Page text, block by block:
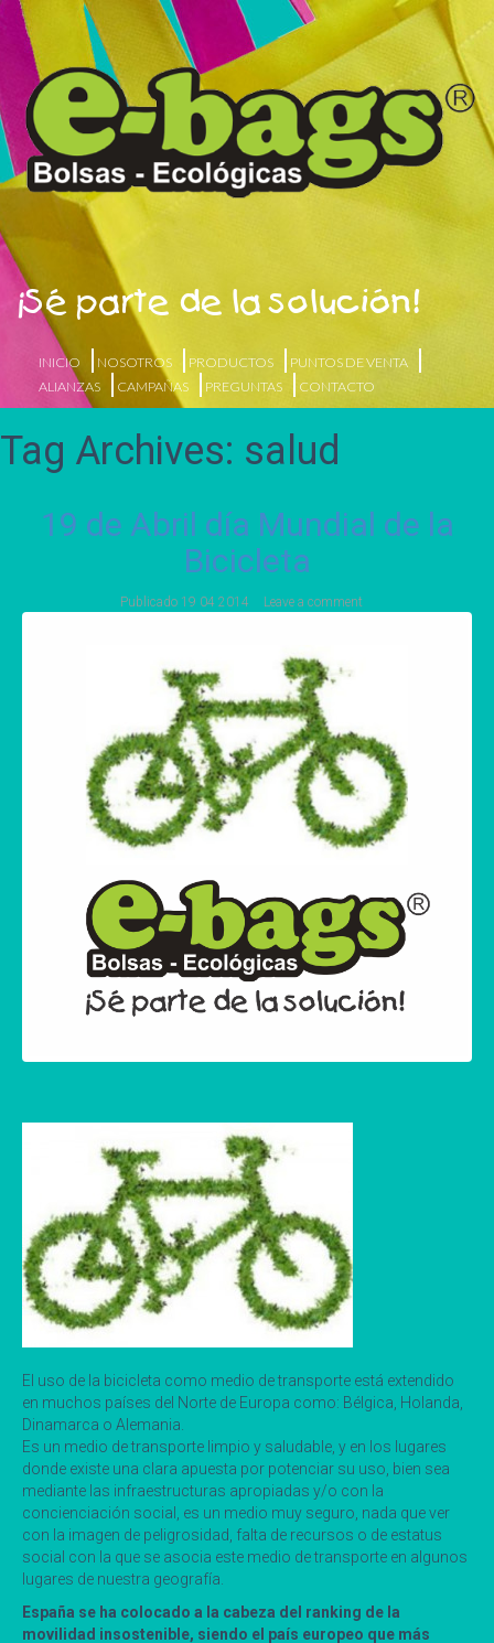
¡Sé parte de la solución!
INICIO NOSOTROS PRODUCTOS
PUNTOS DE VENTA
ALIANZAS
CAMPAÑAS PREGUNTAS CONTACTO
Tag Archives: salud
19 de Abril día Mundial de la
Bicicleta
Publicado 19 04 2014 Leave a comment
El uso de la bicicleta como medio de transporte está extendido
en muchos países del Norte de Europa como: Bélgica, Holanda,
Dinamarca o Alemania.
Es un medio de transporte limpio y saludable, y en los lugares
donde existe una clara apuesta por potenciar su uso, bien sea
mediante las infraestructuras apropiadas y/o con la
concienciación social, es un medio muy seguro, nada que ver
con la imagen de peligrosidad, falta de recursos o de estatus
social con la que se asocia este medio de transporte en algunos
lugares de nuestra geografía.
España se ha colocado a la cabeza del ranking de la
movilidad insostenible, siendo el país europeo que más